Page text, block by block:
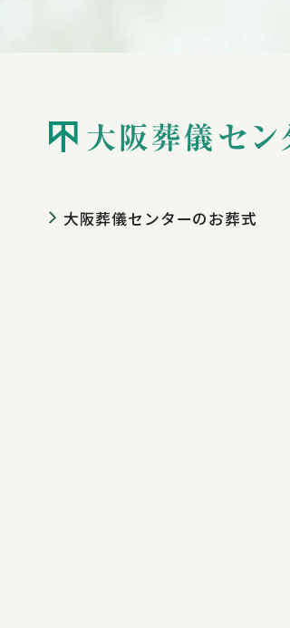
大阪葬儀センターのお葬式